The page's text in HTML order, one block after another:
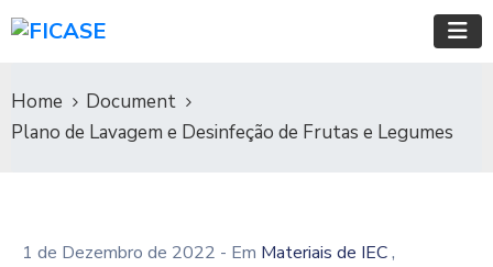
Home
Document
Plano de Lavagem e Desinfeção de Frutas e Legumes
1 de Dezembro de 2022 - Em Materiais de IEC,